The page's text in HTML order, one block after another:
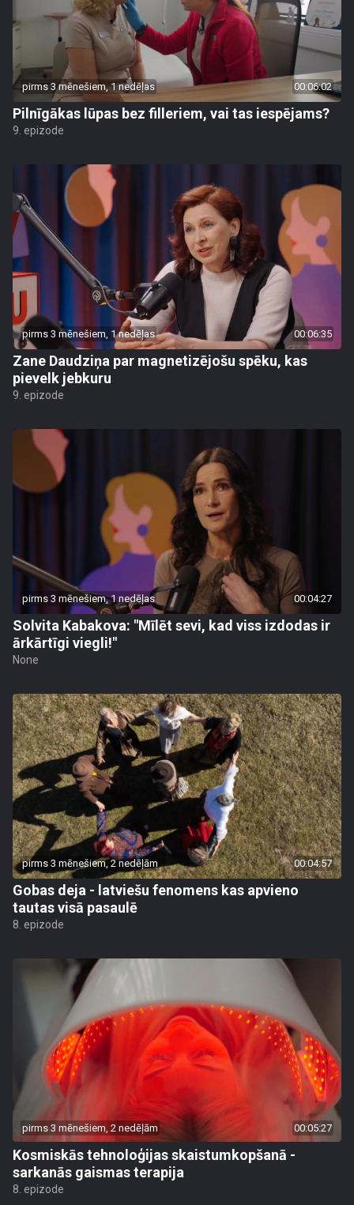
pirms 3 mēnešiem, 1 nedēļas 00:06:02
Pilnīgākas lūpas bez filleriem, vai tas iespējams?
9. epizode
pirms 3 mēnešiem, 1 nedēļas 00:06:35
Zane Daudziņa par magnetizējošu spēku, kas
pievelk jebkuru
9. epizode
pirms 3 mēnešiem, 1 nedēļas 00:04:27
Solvita Kabakova: "Mīlēt sevi, kad viss izdodas ir
ārkārtīgi viegli!"
None
pirms 3 mēnešiem, 2 nedēļām 00:04:57
Gobas deja - latviešu fenomens kas apvieno
tautas visā pasaulē
8. epizode
pirms 3 mēnešiem, 2 nedēļām 00:05:27
Kosmiskās tehnoloģijas skaistumkopšanā -
sarkanās gaismas terapija
8. epizode